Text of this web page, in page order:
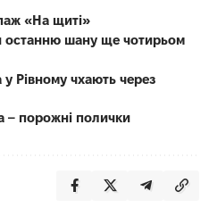
«На щиті»
останню шану ще чотирьом
у Рівному чхають через
– порожні полички